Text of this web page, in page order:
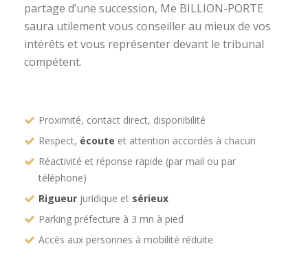
partage d’une succession, Me BILLION-PORTE
saura utilement vous conseiller au mieux de vos
intérêts et vous représenter devant le tribunal
compétent.
Proximité, contact direct, disponibilité
Respect, écoute et attention accordés à chacun
Réactivité et réponse rapide (par mail ou par
téléphone)
Rigueur juridique et sérieux
Parking préfecture à 3 mn à pied
Accès aux personnes à mobilité réduite